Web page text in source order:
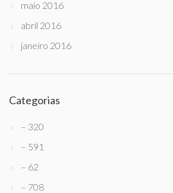
maio 2016
abril 2016
janeiro 2016
Categorias
– 320
– 591
– 62
– 708